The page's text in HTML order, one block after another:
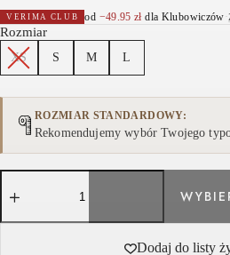
VERIMA CLUB od −49.95złdla Klubowiczów·
Rozmiar
XS S M L
ROZMIAR STANDARDOWY
Rekomendujemy wybór Twojego
ilość
KOSZULA
TRÓJWYMIAROWYMI
Dodaj do listy